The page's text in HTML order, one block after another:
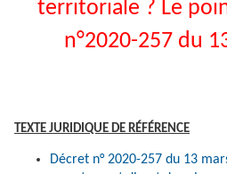
territoriale ? Le
n°2020-257 du
TEXTE JURIDIQUE DE RÉFÉRENCE
Décret n° 2020-257 du 13